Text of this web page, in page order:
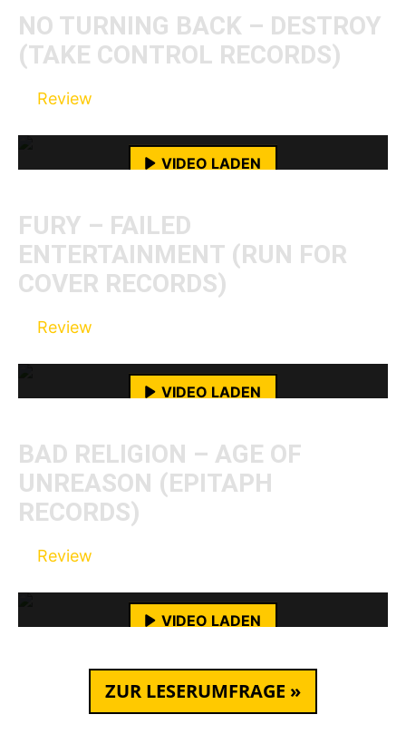
NO TURNING BACK – DESTROY
(TAKE CONTROL RECORDS)
ReviewDatenschutzerklärung von YouTube.
VIDEO LADEN
FURY – FAILED
ENTERTAINMENT (RUN FOR
COVER RECORDS)
ReviewDatenschutzerklärung von YouTube.
VIDEO LADEN
BAD RELIGION – AGE OF
UNREASON (EPITAPH
RECORDS)
ReviewDatenschutzerklärung von YouTube.
VIDEO LADEN
ZUR LESERUMFRAGE »